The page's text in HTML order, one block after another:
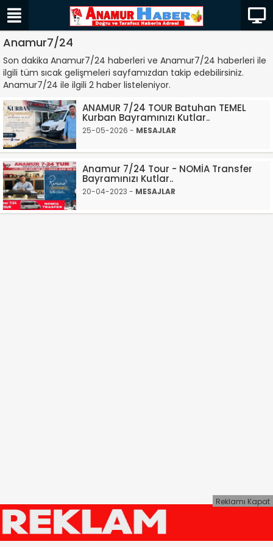
Anamur7/24
Son dakika Anamur7/24 haberleri ve Anamur7/24 haberleri ile
ilgili tüm sıcak gelişmeleri sayfamızdan takip edebilirsiniz.
Anamur7/24 ile ilgili 2 haber listeleniyor.
ANAMUR 7/24 TOUR Batuhan TEMEL
Kurban Bayramınızı Kutlar..
25-05-2026 - MESAJLAR
Anamur 7/24 Tour - NOMİA Transfer
Bayramınızı Kutlar..
20-04-2023 - MESAJLAR
Reklamı Kapat